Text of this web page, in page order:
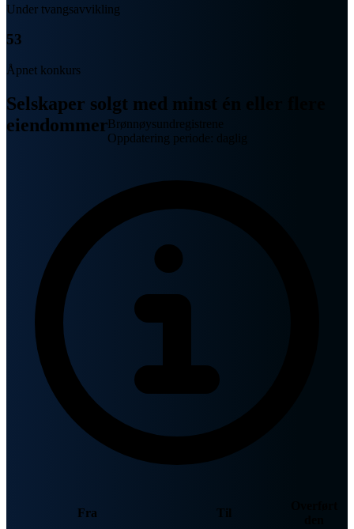
Under tvangsavvikling
53
Åpnet konkurs
Selskaper solgt med minst én eller flere
eiendommerBrønnøysundregistrene
Oppdatering periode: daglig
Fra Til